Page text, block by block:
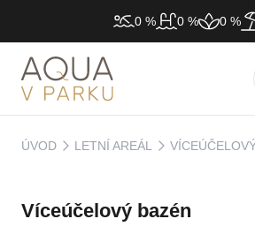
0 % 0 % 0 %
ÚVOD LETNÍ AREÁL
Víceúčelový bazén